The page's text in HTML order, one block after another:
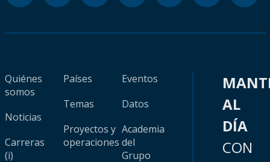
Quiénes
somos
Noticias
Carreras
(i)
Países
Temas
Proyectos y
operaciones
Eventos
Datos
Academia
del
Grupo
AL
DÍA
CON